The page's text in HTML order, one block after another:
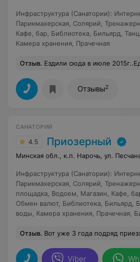
Инфраструктура (Санатории):
Парикмахерская Солярий
Кафе, бар
Библиотека Бильярд
Камера хранения Прачечная
Отзыв. Ездили сюда в июле 2015г..Единственное,что порадовало-это вид на озеро из окна-действительно красиво,да и санаторий расположен на самом берегу озера-очень удачно.Остальное-это какой-то кошмар: номер,который нам достался,хуже комнаты в студенческой общаге-шторы висят оторванные,мебель совковая,обои засаленные,только в ванной комнате ремонт... Питание
Отзывы2
САНАТОРИЙ
4.5 Приозерный
Минская обл., к.п. Нарочь, ул.
Инфраструктура (Санатории):
Парикмахерская Солярий
площадка Водоем Магазин Кафе,
Обмен валют, Библиотека Бильярд
воды
Камера хранения Прачечная
Отзыв. Вот уже 3 года подряд приезжаем в санаторий "Приозерный"! И хочется выразить огромную благодарность всему персоналу санатория, начиная от маркетинга (спасибо за подбор номера) и заканчивая горничными(это
Viber